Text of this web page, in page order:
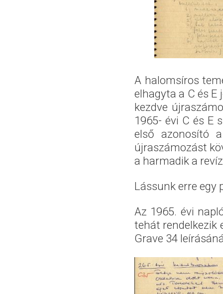
A halomsíros
elhagyta a C és E
kezdve
1965- évi C és E
első azonosító
újraszámozást
a harmadik a
Lássunk erre egy
Az 1965. évi
tehát rendelkezik
Grave 34